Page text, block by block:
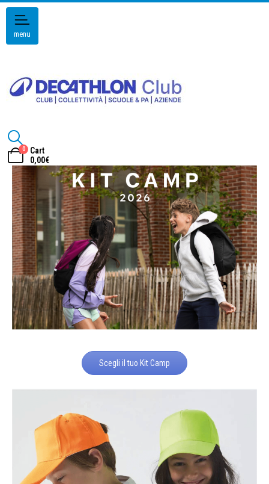
menu
0
Cart
0,00€
Scegli il tuo Kit Camp